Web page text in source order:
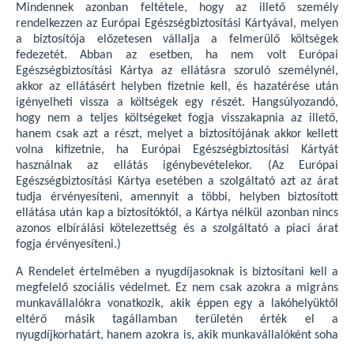
Mindennek azonban feltétele, hogy az illető személy
rendelkezzen az Európai Egészségbiztosítási Kártyával, melyen
a biztosítója előzetesen vállalja a felmerülő költségek
fedezetét. Abban az esetben, ha nem volt Európai
Egészségbiztosítási Kártya az ellátásra szoruló személynél,
akkor az ellátásért helyben fizetnie kell, és hazatérése után
igényelheti vissza a költségek egy részét. Hangsúlyozandó,
hogy nem a teljes költségeket fogja visszakapnia az illető,
hanem csak azt a részt, melyet a biztosítójának akkor kellett
volna kifizetnie, ha Európai Egészségbiztosítási Kártyát
használnak az ellátás igénybevételekor. (Az Európai
Egészségbiztosítási Kártya esetében a szolgáltató azt az árat
tudja érvényesíteni, amennyit a többi, helyben biztosított
ellátása után kap a biztosítóktól, a Kártya nélkül azonban nincs
azonos elbírálási kötelezettség és a szolgáltató a piaci árat
fogja érvényesíteni.)
A Rendelet értelmében a nyugdíjasoknak is biztosítani kell a
megfelelő szociális védelmet. Ez nem csak azokra a migráns
munkavállalókra vonatkozik, akik éppen egy a lakóhelyüktől
eltérő másik tagállamban területén érték el a
nyugdíjkorhatárt, hanem azokra is, akik munkavállalóként soha